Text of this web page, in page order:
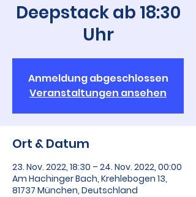
Deepstack ab 18:30
Uhr
Anmeldung abgeschlossen
Veranstaltungen ansehen
Ort & Datum
23. Nov. 2022, 18:30 – 24. Nov. 2022, 00:00
Am Hachinger Bach, Krehlebogen 13,
81737 München, Deutschland